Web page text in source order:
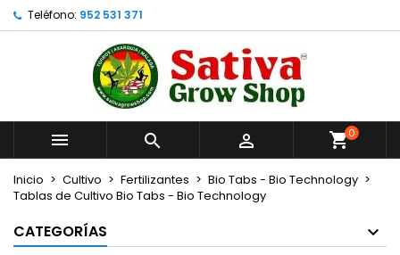
Teléfono: 952 531 371
   0
Inicio Cultivo Fertilizantes
Bio Tabs - Bio Technology
Tablas de Cultivo Bio Tabs - Bio Technology
CATEGORÍAS
Añadir a la lista de deseos ×
Crear nueva lista
((modalTitle)) ×
((confirmMessage))
((cancelText)) ((modalDeleteText))
Crear lista de deseos ×
Nombre de la lista de deseos
Cancelar Crear lista de deseos
Iniciar sesión ×
Debe iniciar sesión para guardar productos en su
lista de deseos.
Iniciar sesión